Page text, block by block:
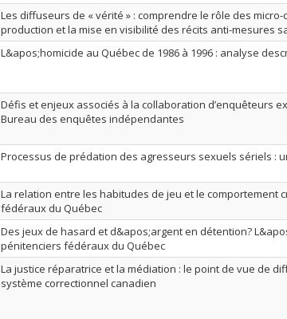
Les diffuseurs de « vérité » : comprendre le rôle des
production et la mise en visibilité des récits anti-mesures
L&apos;homicide au Québec de 1986 à 1996 : analyse
Défis et enjeux associés à la collaboration d’enquêteurs
Bureau des enquêtes indépendantes
Processus de prédation des agresseurs sexuels sériels :
La relation entre les habitudes de jeu et le comportement
fédéraux du Québec
Des jeux de hasard et d&apos;argent en détention?
pénitenciers fédéraux du Québec
La justice réparatrice et la médiation : le point de vue de
système correctionnel canadien